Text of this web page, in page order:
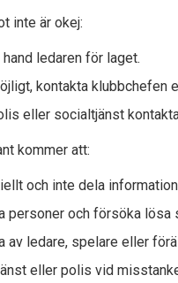
inte är okej:
ledaren för laget.
kontakta klubbchefen
eller socialtjänst
kommer att:
och inte dela
personer och försöka lösa
av ledare, spelare eller
eller polis vid